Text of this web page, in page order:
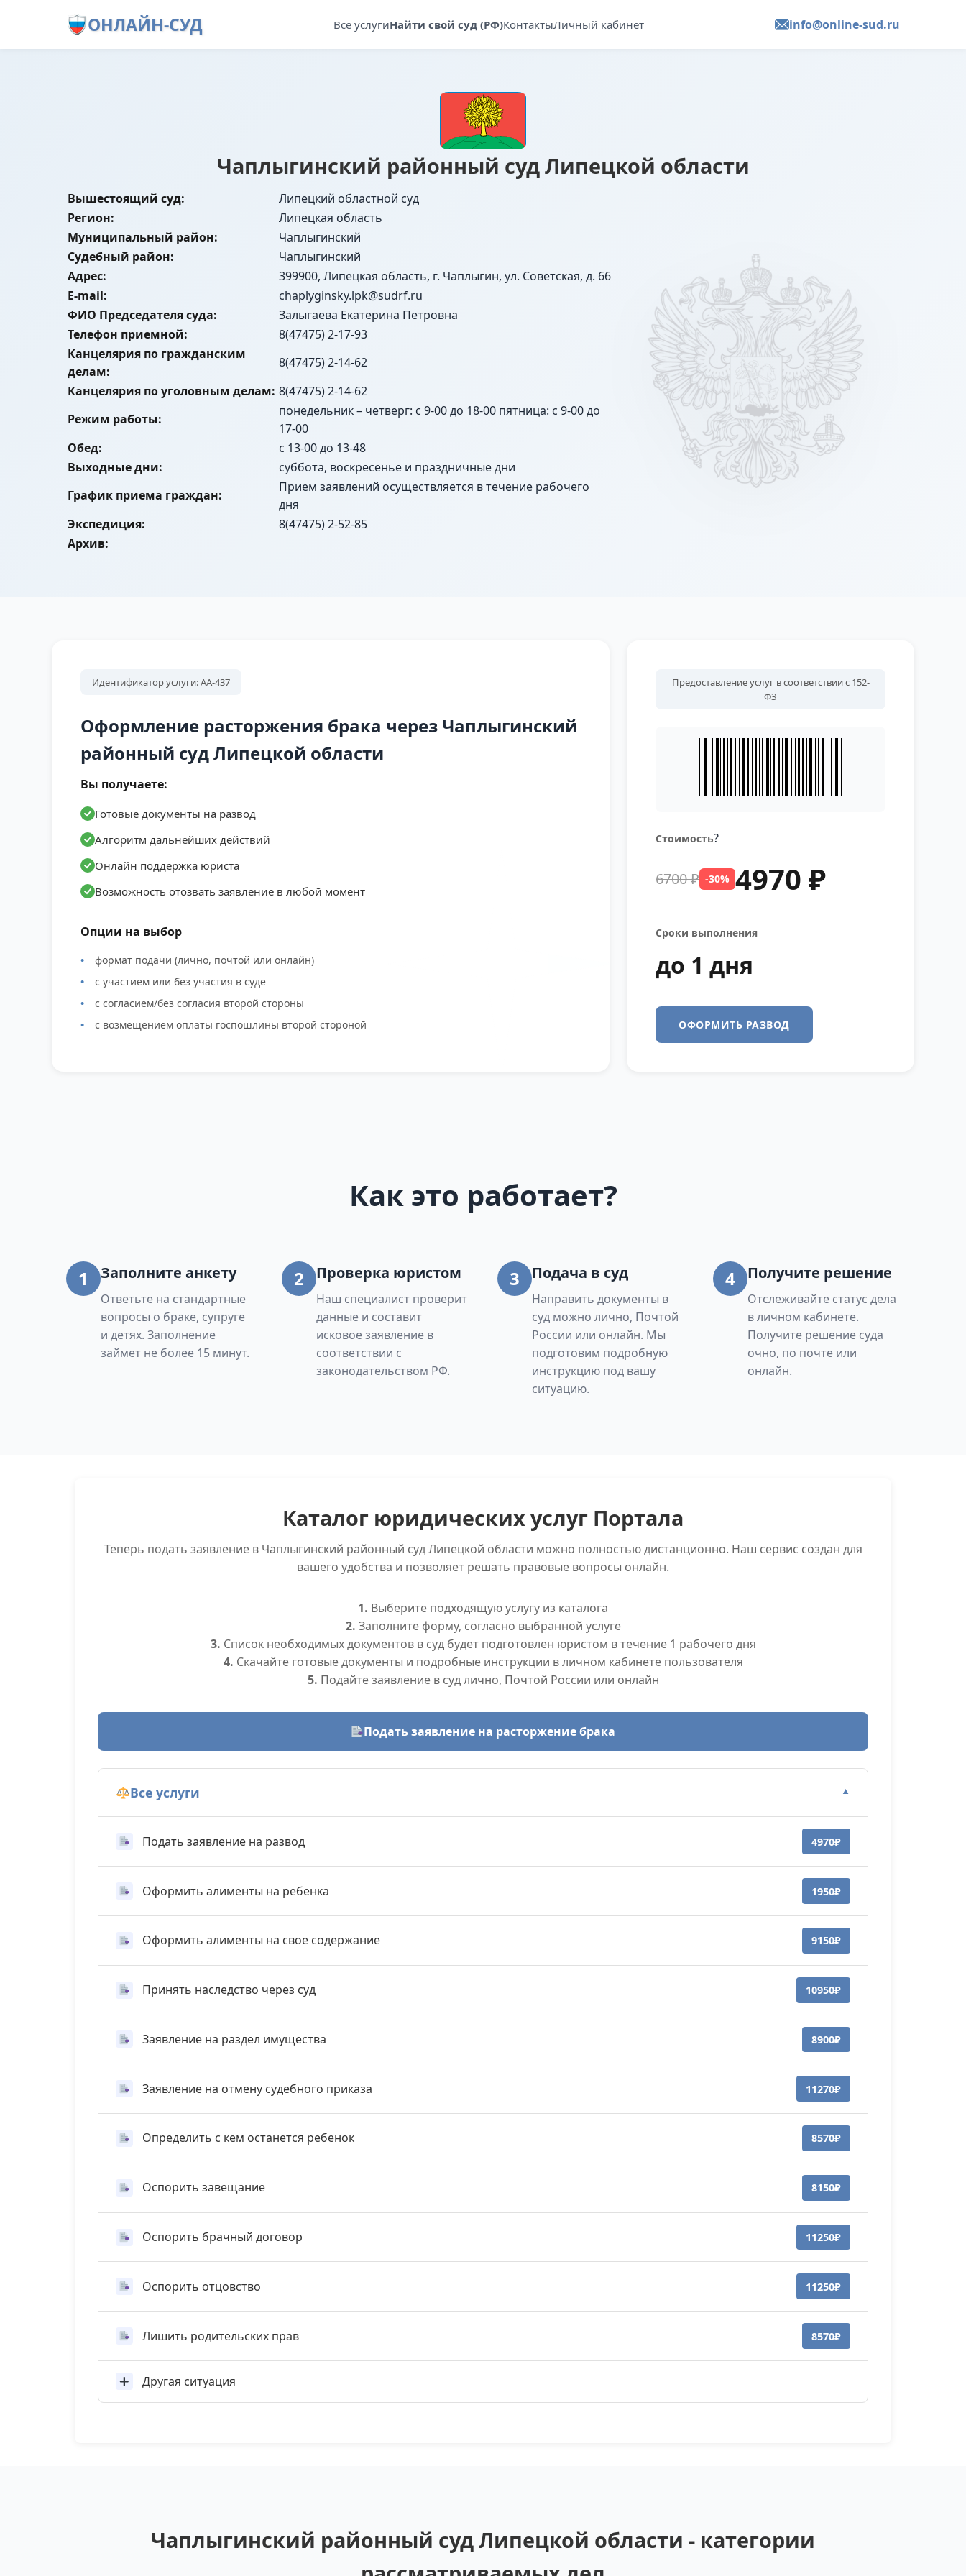
ОНЛАЙН-СУД Все услугиНайти свой суд (РФ)КонтактыЛичный кабинет info@online-sud.ru
Чаплыгинский районный суд Липецкой области
Вышестоящий суд:
Липецкий областной суд
Регион:
Липецкая область
Муниципальный район:
Чаплыгинский
Судебный район:
Чаплыгинский
Адрес:
399900, Липецкая область, г. Чаплыгин, ул. Советская, д. 66
E-mail:
chaplyginsky.lpk@sudrf.ru
ФИО Председателя суда:
Залыгаева Екатерина Петровна
Телефон приемной:
8(47475) 2-17-93
Канцелярия по гражданским
делам:
8(47475) 2-14-62
Канцелярия по уголовным делам: 8(47475) 2-14-62
Режим работы:
понедельник – четверг: с 9-00 до 18-00 пятница: с 9-00 до
17-00
Обед:
с 13-00 до 13-48
Выходные дни:
суббота, воскресенье и праздничные дни
График приема граждан:
Прием заявлений осуществляется в течение рабочего
дня
Экспедиция:
8(47475) 2-52-85
Архив:
Идентификатор услуги: АА-437
Оформление расторжения брака через Чаплыгинский
районный суд Липецкой области
Вы получаете:
Готовые документы на развод
Алгоритм дальнейших действий
Онлайн поддержка юриста
Возможность отозвать заявление в любой момент
Опции на выбор
формат подачи (лично, почтой или онлайн)
с участием или без участия в суде
с согласием/без согласия второй стороны
с возмещением оплаты госпошлины второй стороной
Предоставление услуг в соответствии с 152-
ФЗ
Стоимость?
6700 ₽ -30% 4970 ₽
Сроки выполнения
до 1 дня
ОФОРМИТЬ РАЗВОД
Как это работает?
1 Заполните анкету
Ответьте на стандартные
вопросы о браке, супруге
и детях. Заполнение
займет не более 15 минут.
2 Проверка юристом
Наш специалист проверит
данные и составит
исковое заявление в
соответствии с
законодательством РФ.
3 Подача в суд
Направить документы в
суд можно лично, Почтой
России или онлайн. Мы
подготовим подробную
инструкцию под вашу
ситуацию.
4 Получите решение
Отслеживайте статус дела
в личном кабинете.
Получите решение суда
очно, по почте или
онлайн.
Каталог юридических услуг Портала
Теперь подать заявление в Чаплыгинский районный суд Липецкой области можно полностью дистанционно. Наш сервис создан для
вашего удобства и позволяет решать правовые вопросы онлайн.
1. Выберите подходящую услугу из каталога
2. Заполните форму, согласно выбранной услуге
3. Список необходимых документов в суд будет подготовлен юристом в течение 1 рабочего дня
4. Скачайте готовые документы и подробные инструкции в личном кабинете пользователя
5. Подайте заявление в суд лично, Почтой России или онлайн
Подать заявление на расторжение брака
Все услуги ▼
Подать заявление на развод 4970₽
Оформить алименты на ребенка 1950₽
Оформить алименты на свое содержание 9150₽
Принять наследство через суд 10950₽
Заявление на раздел имущества 8900₽
Заявление на отмену судебного приказа 11270₽
Определить с кем останется ребенок 8570₽
Оспорить завещание 8150₽
Оспорить брачный договор 11250₽
Оспорить отцовство 11250₽
Лишить родительских прав 8570₽
Другая ситуация
Чаплыгинский районный суд Липецкой области - категории